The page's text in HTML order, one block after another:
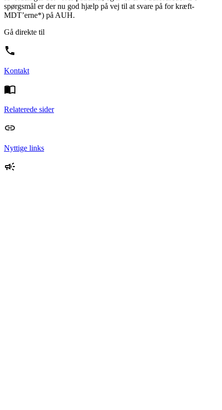
spørgsmål er der nu god hjælp på vej til at svare på for kræft-
MDT’erne*) på AUH.
Gå direkte til
Kontakt
Relaterede sider
Nyttige links